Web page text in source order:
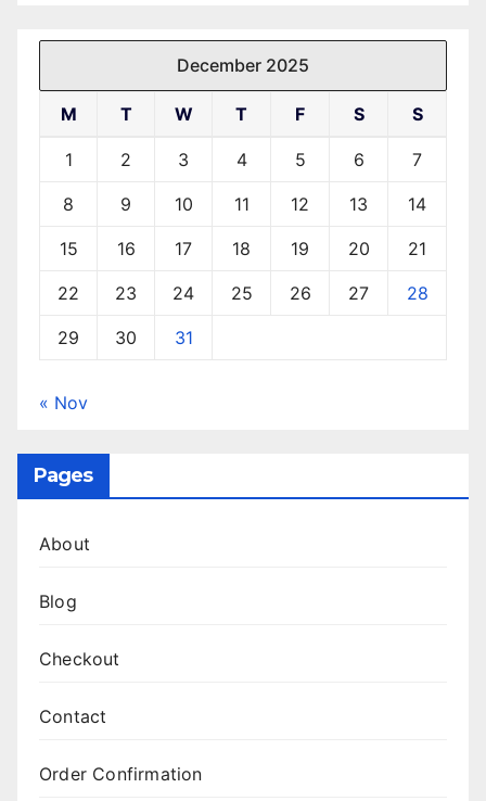
December 2025
M T W T F S S
1 2 3 4 5 6 7
8 9 10 11 12 13 14
15 16 17 18 19 20 21
22 23 24 25 26 27 28
29 30 31
« Nov
Pages
About
Blog
Checkout
Contact
Order Confirmation